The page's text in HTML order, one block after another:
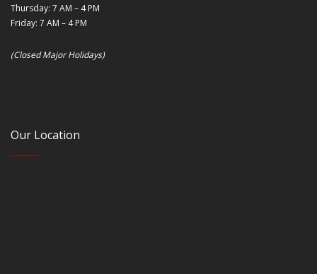
Thursday: 7 AM – 4 PM
Friday: 7 AM – 4 PM
(Closed Major Holidays)
Our Location